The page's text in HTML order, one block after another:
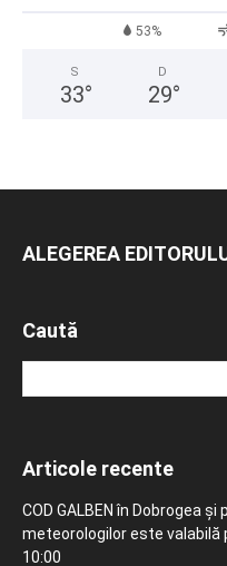
53%
S
33°
D
29°
ALEGEREA
Caută
Articole recente
COD GALBEN în Dobrogea
meteorologilor este valabilă
10:00